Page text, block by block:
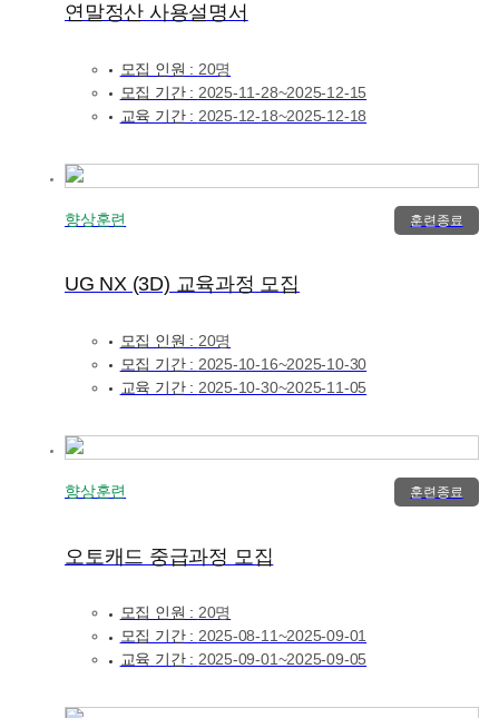
연말정산 사용설명서
모집 인원 : 20명
모집 기간 : 2025-11-28~2025-12-15
교육 기간 : 2025-12-18~2025-12-18
향상훈련 훈련종료
UG NX (3D) 교육과정 모집
모집 인원 : 20명
모집 기간 : 2025-10-16~2025-10-30
교육 기간 : 2025-10-30~2025-11-05
향상훈련 훈련종료
오토캐드 중급과정 모집
모집 인원 : 20명
모집 기간 : 2025-08-11~2025-09-01
교육 기간 : 2025-09-01~2025-09-05